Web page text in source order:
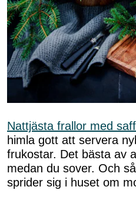
Nattjästa frallor med
himla gott att servera
frukostar. Det bästa av
medan du sover. Och
sprider sig i huset om